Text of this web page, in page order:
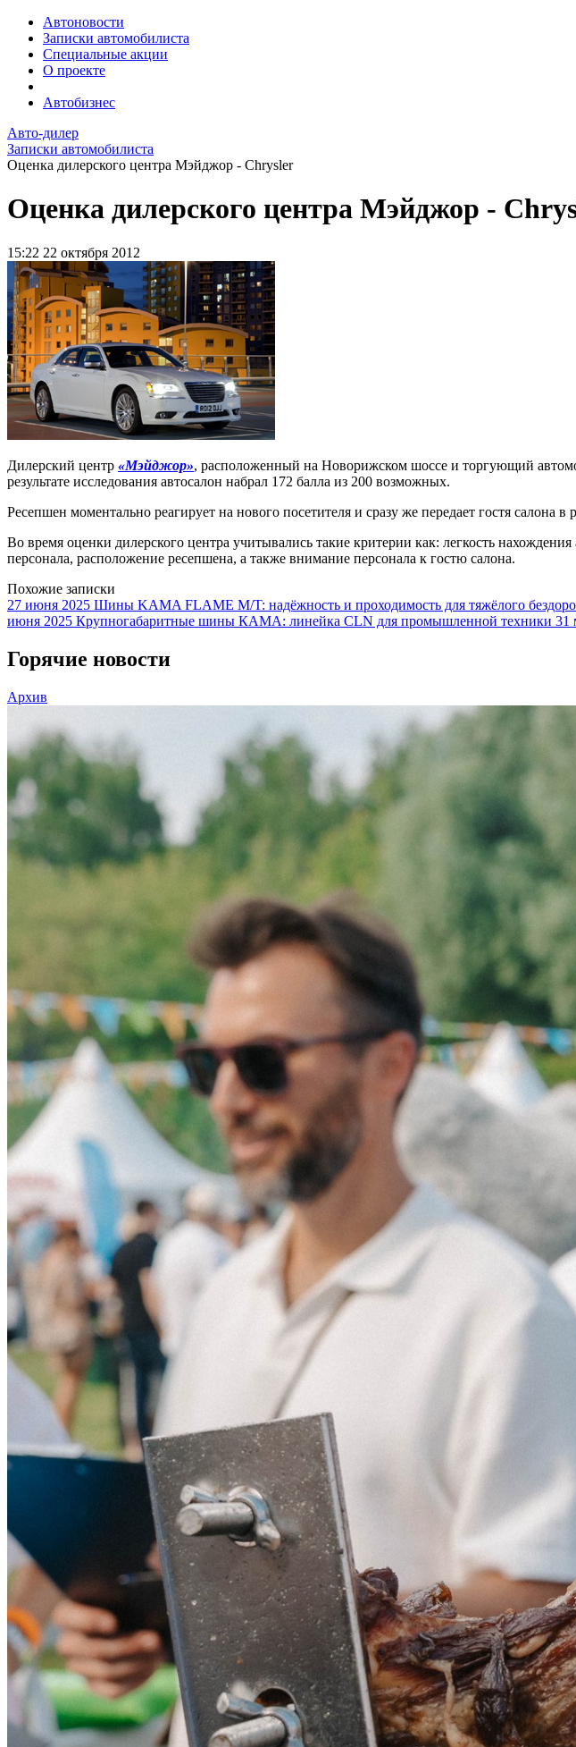
Автоновости
Записки автомобилиста
Специальные акции
О проекте
Автобизнес
Авто-дилер
Записки автомобилиста
Оценка дилерского центра Мэйджор - Chrysler
Оценка дилерского центра Мэйджор -
15:22 22 октября 2012
Дилерский центр «Мэйджор», расположенный на Новорижском шоссе и торгующий
результате исследования автосалон набрал 172 балла из 200 возможных.
Ресепшен моментально реагирует на нового посетителя и сразу же передает гостя салона
Во время оценки дилерского центра учитывались такие критерии как: легкость
персонала, расположение ресепшена, а также внимание персонала к гостю салона.
Похожие записки
27 июня 2025 Шины KAMA FLAME M/T: надёжность и проходимость для тяжёлого
июня 2025 Крупногабаритные шины КАМА: линейка CLN для промышленной техники 31
Горячие новости
Архив